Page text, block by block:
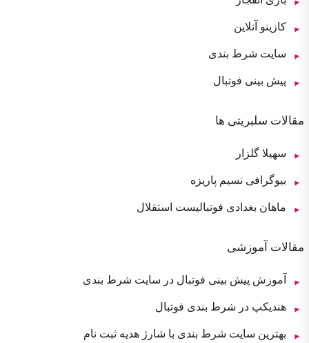
کازینو آنلاین
سایت شرط بندی
پیش بینی فوتبال
مقالات سلبریتی ها
سهیلا گلزار
بیوگرافی نسیم پاریزه
ماهان بغدادی فوتبالیست استقلال
مقالات آموزشی
آموزش پیش بینی فوتبال در سایت شرط بندی
هندیکپ در شرط بندی فوتبال
بهترین سایت شرط بندی با شارژ هدیه ثبت نام